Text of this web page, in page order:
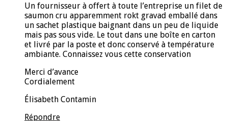
Un fournisseur à offert à toute l’entreprise un filet de
saumon cru apparemment rokt gravad emballé dans
un sachet plastique baignant dans un peu de liquide
mais pas sous vide. Le tout dans une boîte en carton
et livré par la poste et donc conservé à température
ambiante. Connaissez vous cette conservation
Merci d’avance
Cordialement
Élisabeth Contamin
Répondre